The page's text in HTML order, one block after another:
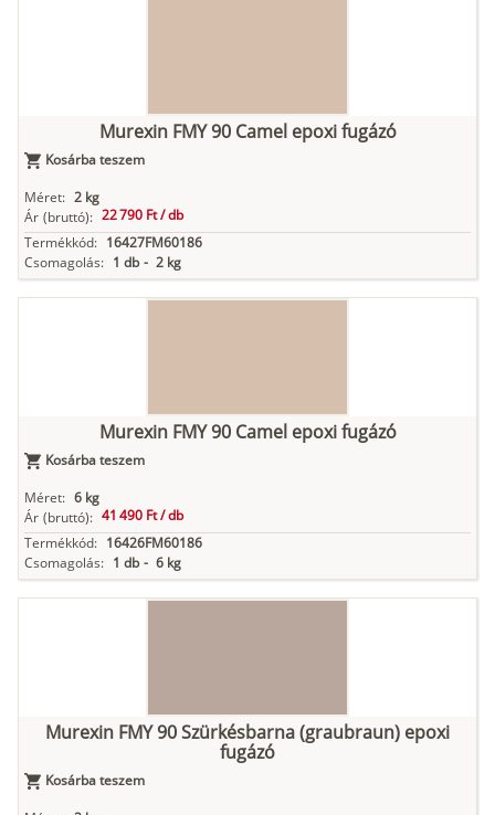
Murexin FMY 90 Camel epoxi fugázó
Kosárba teszem
Méret: 2 kg
Ár (bruttó): 22 790 Ft /db
Termékkód: 16427FM60186
Csomagolás: 1 db - 2 kg
Murexin FMY 90 Camel epoxi fugázó
Kosárba teszem
Méret: 6 kg
Ár (bruttó): 41 490 Ft /db
Termékkód: 16426FM60186
Csomagolás: 1 db - 6 kg
Murexin FMY 90 Szürkésbarna (graubraun) epoxi
fugázó
Kosárba teszem